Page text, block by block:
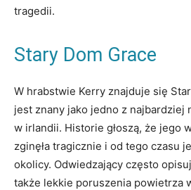
tragedii.
Stary Dom Grace
W hrabstwie​ Kerry ‍znajduje się
⁢jest ‌znany jako jedno ⁤z najbardziej
⁢w irlandii. ‌Historie głoszą, że ‌jego
zginęła ‍tragicznie i od tego ‌czasu⁤
okolicy. Odwiedzający⁢ często
także lekkie poruszenia powietrza⁣